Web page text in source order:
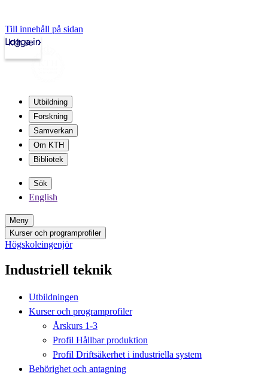
Till innehåll på sidan
kth.se
Logga in
Utbildning
Forskning
Samverkan
Om KTH
Bibliotek
Sök
English
Meny
Kurser och programprofiler
Högskoleingenjör
Industriell teknik
Utbildningen
Kurser och programprofiler
Årskurs 1-3
Profil Hållbar produktion
Profil Driftsäkerhet i industriella system
Behörighet och antagning